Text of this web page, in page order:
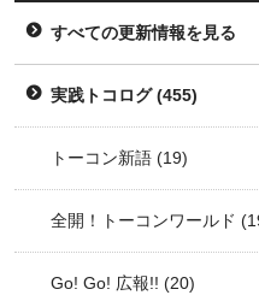
すべての更新情報を見る
実践トコログ(455)
トーコン新語 (19)
全開！トーコンワールド
Go! Go! 広報!! (20)